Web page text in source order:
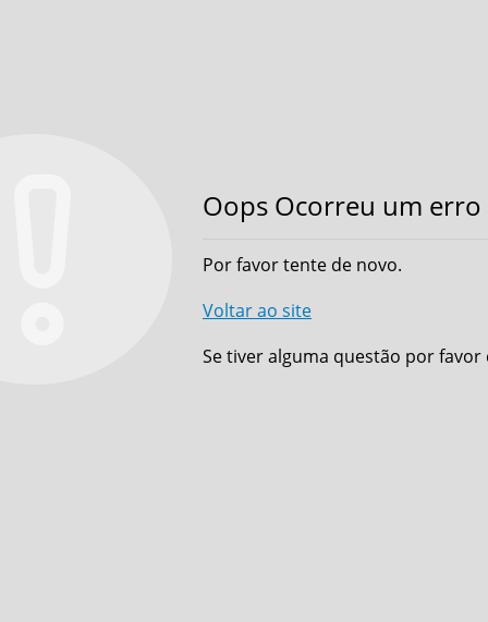
Oops Ocorreu um
Por favor tente de novo.
Voltar ao site
Se tiver alguma questão por favor